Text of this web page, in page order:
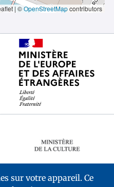
| ©OpenStreetMapcontributors
sur votre appareil. Ce